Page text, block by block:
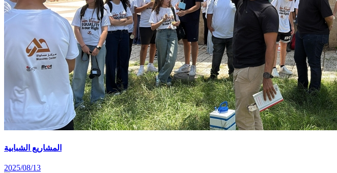
المشاريع الشبابية
2025/08/13